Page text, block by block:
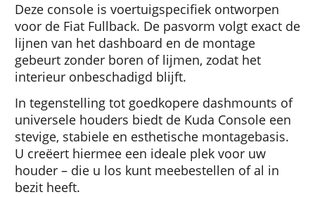
Deze console is voertuigspecifiek ontworpen
voor de Fiat Fullback. De pasvorm volgt exact de
lijnen van het dashboard en de montage
gebeurt zonder boren of lijmen, zodat het
interieur onbeschadigd blijft.
In tegenstelling tot goedkopere dashmounts of
universele houders biedt de Kuda Console een
stevige, stabiele en esthetische montagebasis.
U creëert hiermee een ideale plek voor uw
houder – die u los kunt meebestellen of al in
bezit heeft.